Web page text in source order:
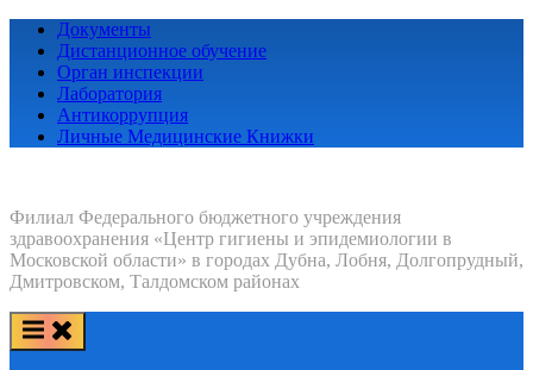
Skip
content
Документы
Дистанционное обучение
Орган инспекции
Лаборатория
Антикоррупция
Личные Медицинские Книжки
Филиал Федерального бюджетного учреждения
здравоохранения «Центр гигиены и эпидемиологии в
Московской области» в городах Дубна, Лобня, Долгопрудный,
Дмитровском, Талдомском районах